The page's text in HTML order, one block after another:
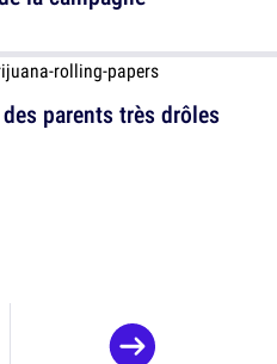
parents très drôles